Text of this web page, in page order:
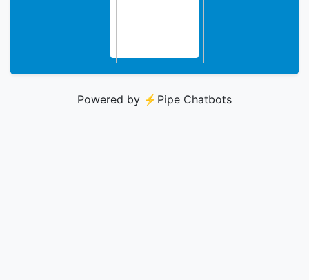
Powered by ⚡️ Pipe Chatbots